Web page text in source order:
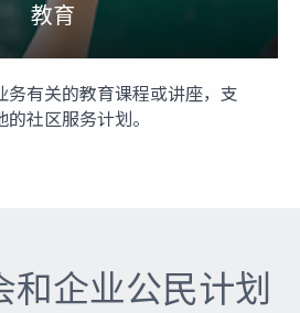
教育
务有关的教育课程或讲座，支
的社区服务计划。
和企业公民计划